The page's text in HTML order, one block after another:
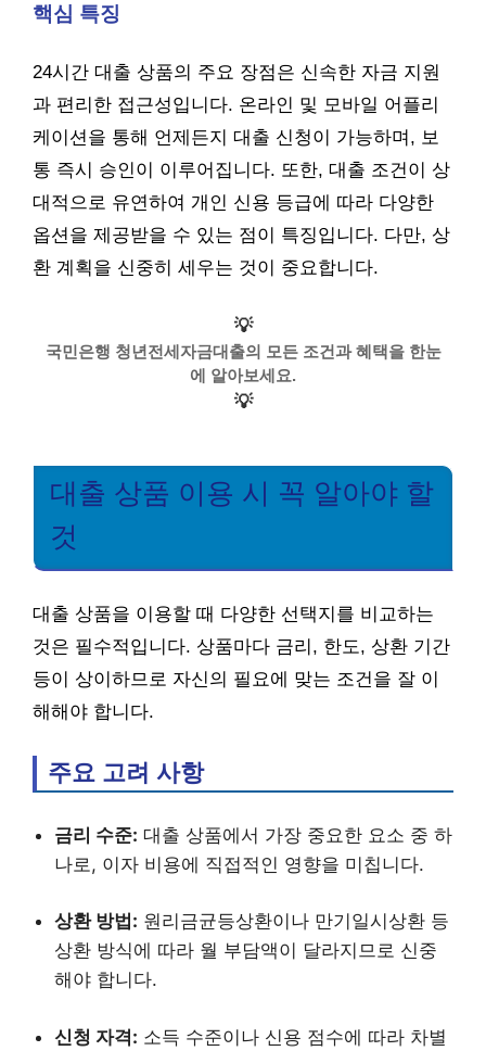
핵심 특징
24시간 대출 상품의 주요 장점은 신속한 자금 지원
과 편리한 접근성입니다. 온라인 및 모바일 어플리
케이션을 통해 언제든지 대출 신청이 가능하며, 보
통 즉시 승인이 이루어집니다. 또한, 대출 조건이 상
대적으로 유연하여 개인 신용 등급에 따라 다양한
옵션을 제공받을 수 있는 점이 특징입니다. 다만, 상
환 계획을 신중히 세우는 것이 중요합니다.
💡
국민은행 청년전세자금대출의 모든 조건과 혜택을 한눈
에 알아보세요.
💡
대출 상품 이용 시 꼭 알아야 할
것
대출 상품을 이용할 때 다양한 선택지를 비교하는
것은 필수적입니다. 상품마다 금리, 한도, 상환 기간
등이 상이하므로 자신의 필요에 맞는 조건을 잘 이
해해야 합니다.
주요 고려 사항
금리 수준: 대출 상품에서 가장 중요한 요소 중 하
나로, 이자 비용에 직접적인 영향을 미칩니다.
상환 방법: 원리금균등상환이나 만기일시상환 등
상환 방식에 따라 월 부담액이 달라지므로 신중
해야 합니다.
신청 자격: 소득 수준이나 신용 점수에 따라 차별